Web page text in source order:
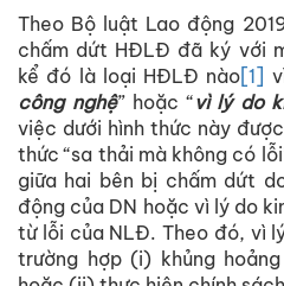
Theo Bộ luật Lao động
chấm dứt HĐLĐ đã ký với
kể đó là loại HĐLĐ nào[1]
công nghệ” hoặc “vì lý do
việc dưới hình thức này
thức “sa thải mà không có
giữa hai bên bị chấm dứt
động của DN hoặc vì lý do
từ lỗi của NLĐ. Theo đó, vì
trường hợp (i) khủng